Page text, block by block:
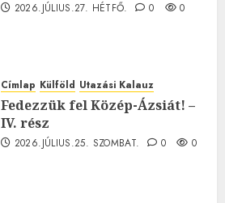
2026.JÚLIUS.27. HÉTFŐ. 0 0
Címlap Külföld Utazási Kalauz
Fedezzük fel Közép-Ázsiát! –
IV. rész
2026.JÚLIUS.25. SZOMBAT. 0 0